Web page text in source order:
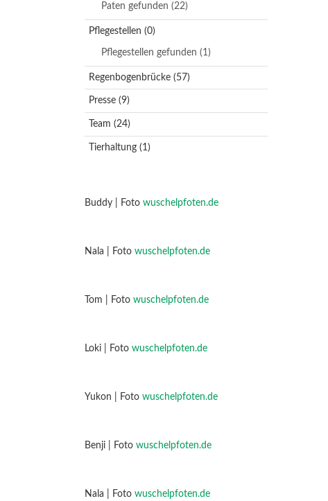
Paten gefunden (22)
Pflegestellen (0)
Pflegestellen gefunden (1)
Regenbogenbrücke (57)
Presse (9)
Team (24)
Tierhaltung (1)
Buddy | Foto wuschelpfoten.de
Nala | Foto wuschelpfoten.de
Tom | Foto wuschelpfoten.de
Loki | Foto wuschelpfoten.de
Yukon | Foto wuschelpfoten.de
Benji | Foto wuschelpfoten.de
Nala | Foto wuschelpfoten.de